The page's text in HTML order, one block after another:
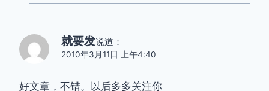
就要发说道：
2010年3月11日 上午4:40
好文章，不错。以后多多关注你